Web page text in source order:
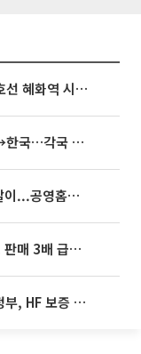
전장연, 오늘(10일) 서울 지하철 4호선 혜화역 시위…1호선 용산역 무정차
태풍 '돌핀' 중국 상륙, '찬홈' 일본→한국…각국 기상청 예상 경로는?
표기·검증 구멍
대신證 “알테오젠, 키트루다 큐렉스 판매 3배 급증…목표가 41만원 상향”
재건축·재개발 이주비 대출 숨통…정부, HF 보증 신설 추진